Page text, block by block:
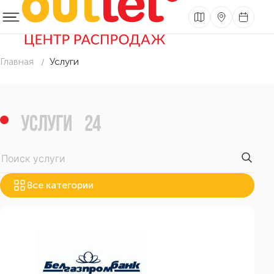
Главная Услуги
УСЛУГИ 24
Все категории